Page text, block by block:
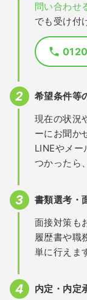
問い合わせ
でも受け付
希望条件等
現在の状況
ーにお聞か
LINEやメ
つかったら
書類選考・
面接対策も
履歴書や職
単に行えま
内定・内定